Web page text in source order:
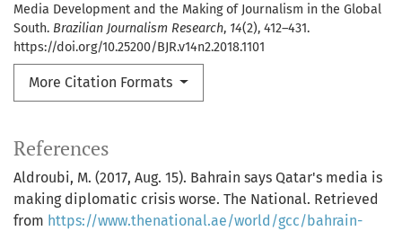
Media Development and the Making of Journalism in the Global
South. Brazilian Journalism Research, 14(2), 412–431.
https://doi.org/10.25200/BJR.v14n2.2018.1101
More Citation Formats
References
Aldroubi, M. (2017, Aug. 15). Bahrain says Qatar's media is
making diplomatic crisis worse. The National. Retrieved
from https://www.thenational.ae/world/gcc/bahrain-